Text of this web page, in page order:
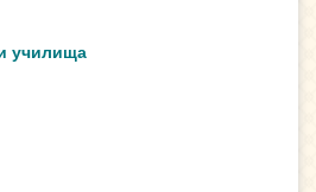
училища